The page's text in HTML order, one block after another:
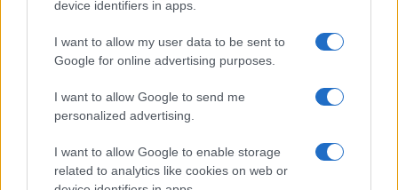
device identifiers in apps.
I want to allow my user data to be sent to
Google for online advertising purposes.
I want to allow Google to send me
personalized advertising.
I want to allow Google to enable storage
related to analytics like cookies on web or